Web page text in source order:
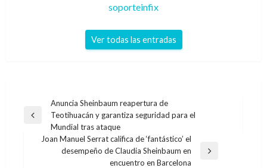
soporteinfix
Ver todas las entradas
Navegación
de
entradas
Entrada
anterior
Anuncia Sheinbaum reapertura de
Teotihuacán y garantiza seguridad para el
Mundial tras ataque
Entrada
Joan Manuel Serrat califica de ‘fantástico’ el
desempeño de Claudia Sheinbaum en
encuentro en Barcelona